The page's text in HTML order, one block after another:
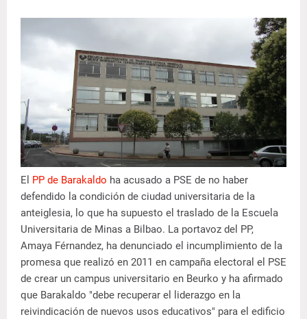
El PP de Barakaldo ha acusado a PSE de no haber
defendido la condición de ciudad universitaria de la
anteiglesia, lo que ha supuesto el traslado de la Escuela
Universitaria de Minas a Bilbao. La portavoz del PP,
Amaya Férnandez, ha denunciado el incumplimiento de la
promesa que realizó en 2011 en campaña electoral el PSE
de crear un campus universitario en Beurko y ha afirmado
que Barakaldo "debe recuperar el liderazgo en la
reivindicación de nuevos usos educativos" para el edificio